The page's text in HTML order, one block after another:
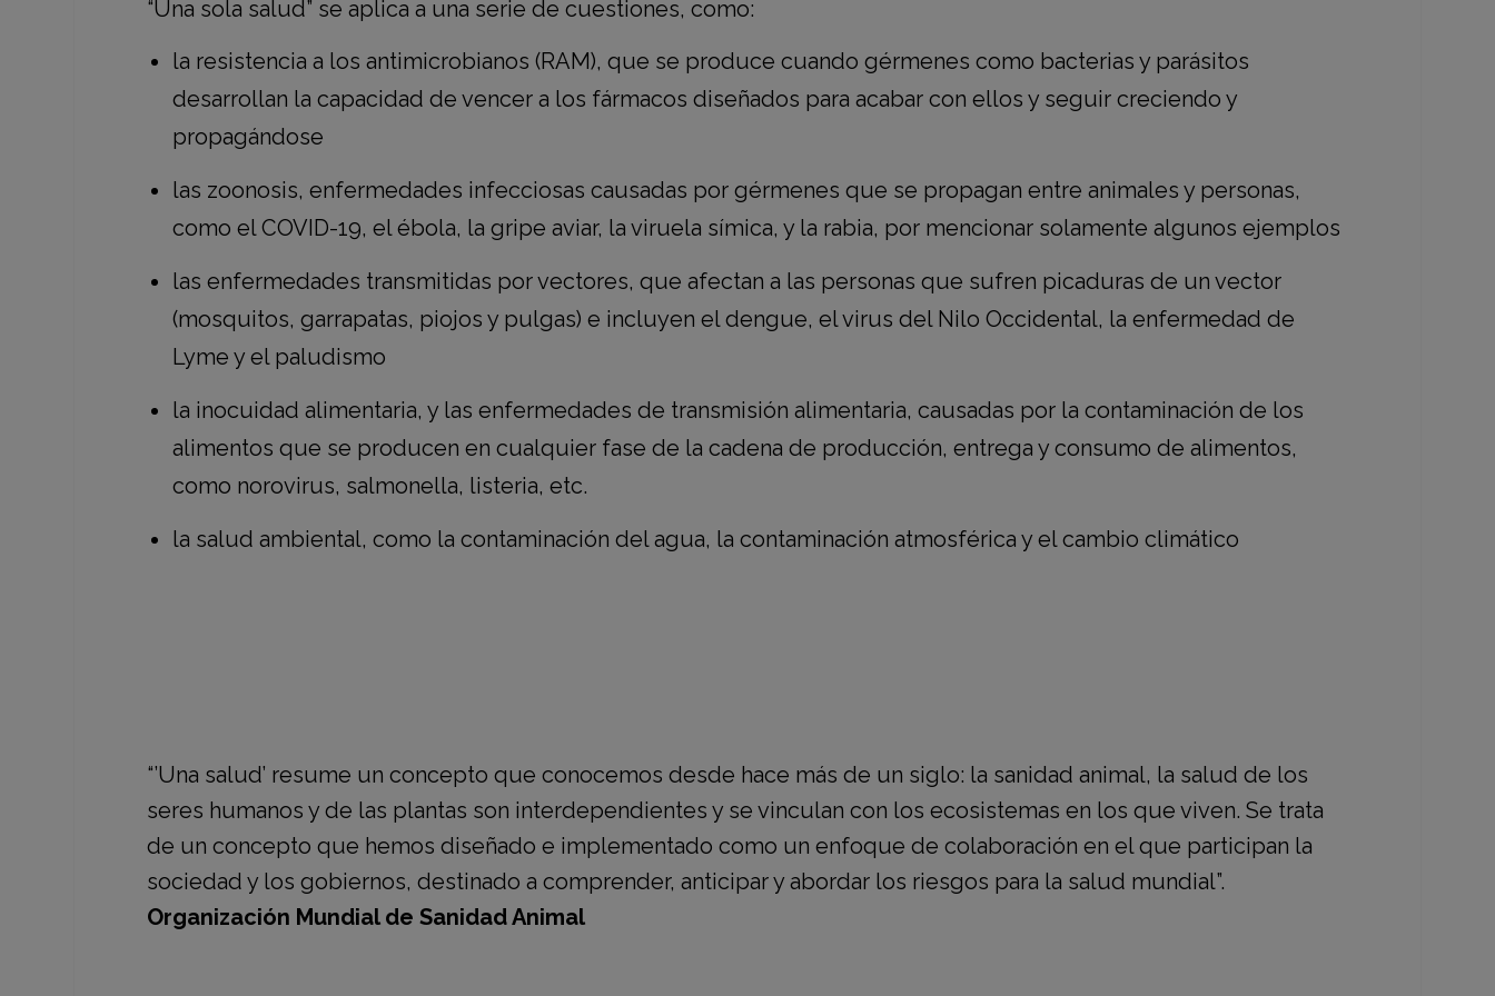
“Una sola salud” se aplica a una serie de cuestiones, como:
la resistencia a los antimicrobianos (RAM), que se produce cuando gérmenes como bacterias y parásitos
desarrollan la capacidad de vencer a los fármacos diseñados para acabar con ellos y seguir creciendo y
propagándose
las zoonosis, enfermedades infecciosas causadas por gérmenes que se propagan entre animales y personas,
como el COVID-19, el ébola, la gripe aviar, la viruela símica, y la rabia, por mencionar solamente algunos ejemplos
las enfermedades transmitidas por vectores, que afectan a las personas que sufren picaduras de un vector
(mosquitos, garrapatas, piojos y pulgas) e incluyen el dengue, el virus del Nilo Occidental, la enfermedad de
Lyme y el paludismo
la inocuidad alimentaria, y las enfermedades de transmisión alimentaria, causadas por la contaminación de los
alimentos que se producen en cualquier fase de la cadena de producción, entrega y consumo de alimentos,
como norovirus, salmonella, listeria, etc.
la salud ambiental, como la contaminación del agua, la contaminación atmosférica y el cambio climático
“’Una salud’ resume un concepto que conocemos desde hace más de un siglo: la sanidad animal, la salud de los
seres humanos y de las plantas son interdependientes y se vinculan con los ecosistemas en los que viven. Se trata
de un concepto que hemos diseñado e implementado como un enfoque de colaboración en el que participan la
sociedad y los gobiernos, destinado a comprender, anticipar y abordar los riesgos para la salud mundial”.
Organización Mundial de Sanidad Animal